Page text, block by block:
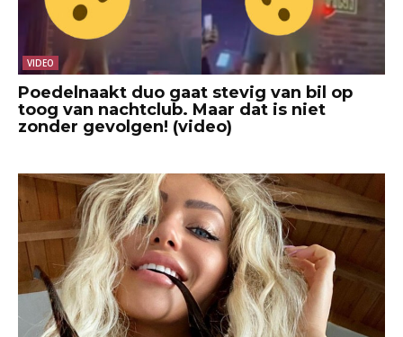
VIDEO
Poedelnaakt duo gaat stevig van bil op
toog van nachtclub. Maar dat is niet
zonder gevolgen! (video)